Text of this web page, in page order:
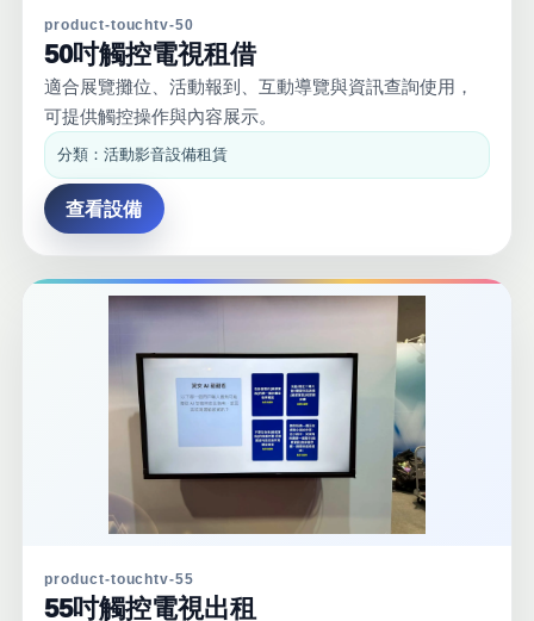
product-touchtv-50
50吋觸控電視租借
適合展覽攤位、活動報到、互動導覽與資訊查詢使用，
可提供觸控操作與內容展示。
分類：活動影音設備租賃
查看設備
product-touchtv-55
55吋觸控電視出租